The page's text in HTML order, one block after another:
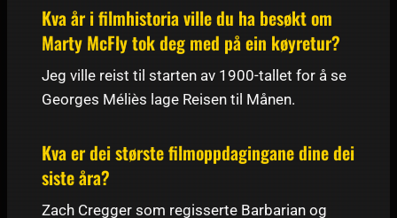
Kva år i filmhistoria ville du ha besøkt om
Marty McFly tok deg med på ein køyretur?
Jeg ville reist til starten av 1900-tallet for å se
Georges Méliès lage Reisen til Månen.
Kva er dei største filmoppdagingane dine dei
siste åra?
Zach Cregger som regisserte Barbarian og